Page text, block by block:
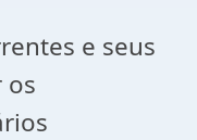
e seus
os